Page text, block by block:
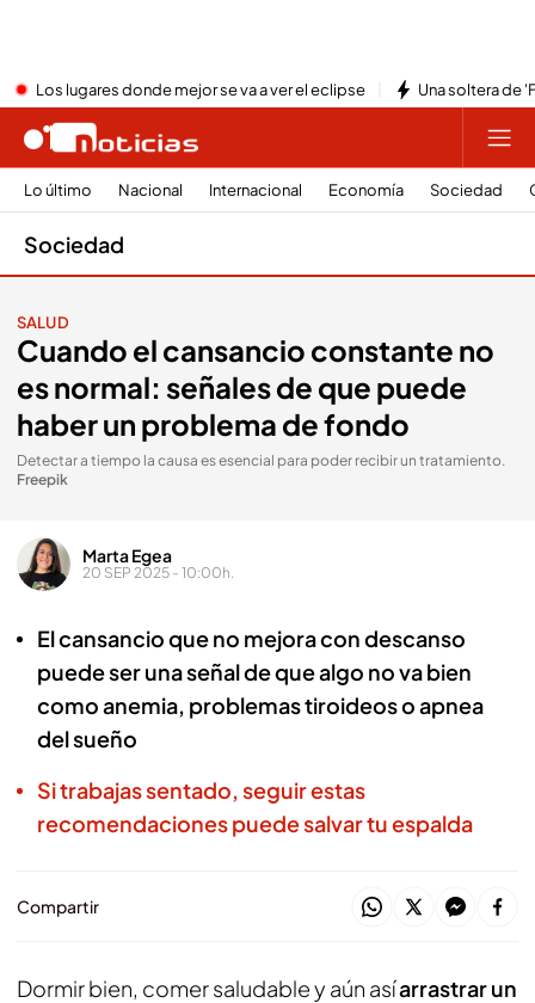
Los lugares donde mejor se va a ver el eclipse Una soltera de
Lo último Nacional Internacional Economía Sociedad
Sociedad
SALUD
Cuando el cansancio constante no
es normal: señales de que puede
haber un problema de fondo
Detectar a tiempo la causa es esencial para poder recibir un tratamiento.
Freepik
Marta Egea
20 SEP 2025 - 10:00h.
El cansancio que no mejora con descanso
puede ser una señal de que algo no va bien
como anemia, problemas tiroideos o apnea
del sueño
Si trabajas sentado, seguir estas
recomendaciones puede salvar tu espalda
Compartir
Dormir bien, comer saludable y aún asíarrastrar un